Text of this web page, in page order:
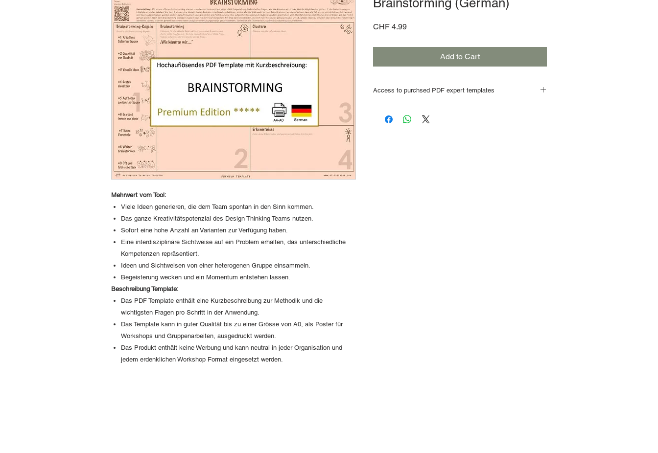
Mehrwert vom Tool:
Viele Ideen generieren, die dem Team spontan in den Sinn kommen.
Das ganze Kreativitätspotenzial des Design Thinking Teams nutzen.
Sofort eine hohe Anzahl an Varianten zur Verfügung haben.
Eine interdisziplinäre Sichtweise auf ein Problem erhalten, das unterschiedliche
Kompetenzen repräsentiert.
Ideen und Sichtweisen von einer heterogenen Gruppe einsammeln.
Begeisterung wecken und ein Momentum entstehen lassen.
Beschreibung Template:
Das PDF Template enthält eine Kurzbeschreibung zur Methodik und die
wichtigsten Fragen pro Schritt in der Anwendung.
Das Template kann in guter Qualität bis zu einer Grösse von A0, als Poster für
Workshops und Gruppenarbeiten, ausgedruckt werden.
Das Produkt enthält keine Werbung und kann neutral in jeder Organisation und
jedem erdenklichen Workshop Format eingesetzt werden.
Brainstorming (German)
CHF 4.99Price
Add to Cart
Access to purchsed PDF expert templates
web link
to access the PDF templates